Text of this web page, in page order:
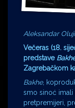
Aleksandar
Večeras (18.
predstave
Zagrebačkom
Bakhe,
smo sinoć
pretpremijeri,